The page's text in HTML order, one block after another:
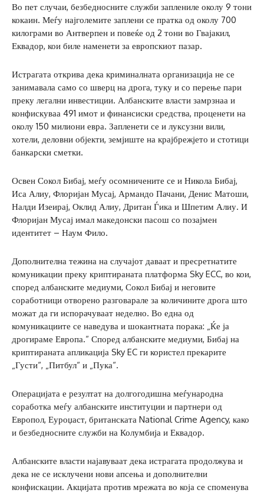
Во пет случаи, безбедносните служби заплениле околу 9 тони
кокаин. Меѓу најголемите заплени се пратка од околу 700
килограми во Антверпен и повеќе од 2 тони во Гвајакил,
Еквадор, кои биле наменети за европскиот пазар.
Истрагата открива дека криминалната организација не се
занимавала само со шверц на дрога, туку и со перење пари
преку легални инвестиции. Албанските власти замрзнаа и
конфискуваа 491 имот и финансиски средства, проценети на
околу 150 милиони евра. Запленети се и луксузни вили,
хотели, деловни објекти, земјиште на крајбрежјето и стотици
банкарски сметки.
Освен Сокол Бибај, меѓу осомничените се и Никола Бибај,
Иса Алиу, Флоријан Мусај, Армандо Пачани, Денис Матоши,
Налди Изеирај, Оклид Алиу, Дритан Ѓика и Шпетим Алиу. И
Флоријан Мусај имал македонски пасош со позајмен
идентитет – Наум Фило.
Дополнителна тежина на случајот даваат и пресретнатите
комуникации преку криптираната платформа Sky ECC, во кои,
според албанските медиуми, Сокол Бибај и неговите
соработници отворено разговарале за количините дрога што
можат да ги испорачуваат неделно. Во една од
комуникациите се наведува и шокантната порака: „Ќе ја
дрогираме Европа.“ Според албанските медиуми, Бибај на
криптираната апликација Sky EC ги користел прекарите
„Густи“, „Питбул“ и „Пука“.
Операцијата е резултат на долгогодишна меѓународна
соработка меѓу албанските институции и партнери од
Европол, Еуроџаст, британската National Crime Agency, како
и безбедносните служби на Колумбија и Еквадор.
Албанските власти најавуваат дека истрагата продолжува и
дека не се исклучени нови апсења и дополнителни
конфискации. Акцијата против мрежата во која се споменува